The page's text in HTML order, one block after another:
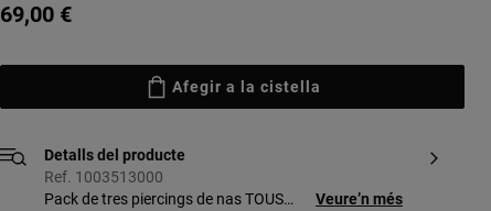
69,00 €
Afegir a la cistella
Detalls del producte
Ref. 1003513000
Pack de tres piercings de nas TOUS
Veure’n més